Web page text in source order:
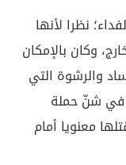
نظرا لأنها
وكان بالإمكان
والرشوة التي
في شنّ حملة
معنويا أمام